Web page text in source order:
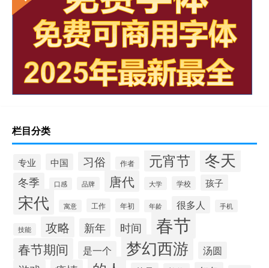
栏目分类
专业 中国 习俗 作者 元宵节 冬天
冬季 口感 品牌 唐代 大学 学校 孩子
宋代 寓意 工作 年初 年龄 很多人 手机
技能 攻略 新年 时间 春节
春节期间 是一个 梦幻西游 汤圆